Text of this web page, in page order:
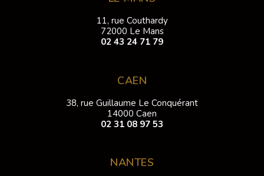
11, rue Couthardy
72000 Le Mans
02 43 24 71 79
CAEN
38, rue Guillaume Le Conquérant
14000 Caen
02 31 08 97 53
NANTES